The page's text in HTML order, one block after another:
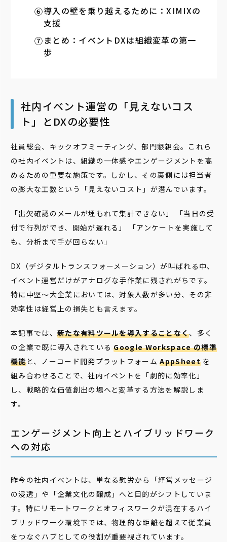
導入の壁を乗り越えるために：XIMIXの
支援
まとめ：イベントDXは組織変革の第一
歩
社内イベント運営の「見えないコス
ト」とDXの必要性
社員総会、キックオフミーティング、部門懇親会。これら
の社内イベントは、組織の一体感やエンゲージメントを高
めるための重要な施策です。しかし、その裏側には担当者
の膨大な工数という「見えないコスト」が潜んでいます。
「出欠確認のメールが埋もれて集計できない」 「当日の受
付で行列ができ、開始が遅れる」 「アンケートを実施して
も、分析まで手が回らない」
DX（デジタルトランスフォーメーション）が叫ばれる中、
イベント運営だけがアナログな手作業に残されがちです。
特に中堅〜大企業においては、対象人数が多い分、その非
効率性は経営上の損失とも言えます。
本記事では、 新たな有料ツールを導入することなく、多く
の企業で既に導入されているGoogle Workspace の標準
機能と、ノーコード開発プラットフォームAppSheetを
組み合わせることで、社内イベントを「劇的に効率化」
し、戦略的な価値創出の場へと変革する方法を解説しま
す。
エンゲージメント向上とハイブリッドワーク
への対応
昨今の社内イベントは、単なる慰労から「経営メッセージ
の浸透」や「企業文化の醸成」へと目的がシフトしていま
す。特にリモートワークとオフィスワークが混在するハイ
ブリッドワーク環境下では、物理的な距離を超えて従業員
をつなぐハブとしての役割が重要視されています。